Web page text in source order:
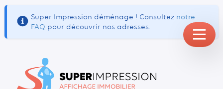
Super Impression déménage ! Consultez notre
FAQ pour découvrir nos adresses.